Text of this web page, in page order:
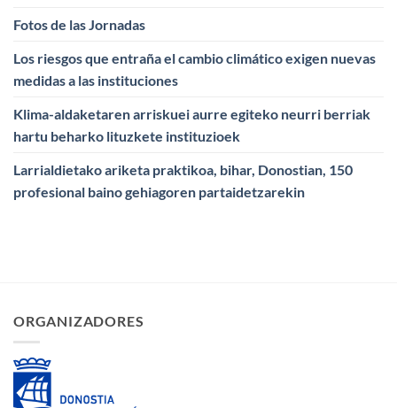
Fotos de las Jornadas
Los riesgos que entraña el cambio climático exigen nuevas
medidas a las instituciones
Klima-aldaketaren arriskuei aurre egiteko neurri berriak
hartu beharko lituzkete instituzioek
Larrialdietako ariketa praktikoa, bihar, Donostian, 150
profesional baino gehiagoren partaidetzarekin
ORGANIZADORES